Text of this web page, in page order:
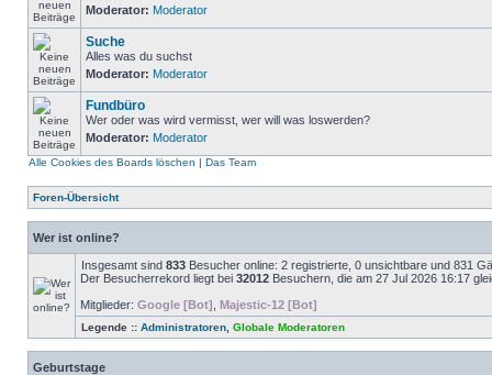
Moderator: Moderator
Suche
Alles was du suchst
Moderator: Moderator
Fundbüro
Wer oder was wird vermisst, wer will was loswerden?
Moderator: Moderator
Alle Cookies des Boards löschen | Das Team
Foren-Übersicht
Wer ist online?
Insgesamt sind 833 Besucher online: 2 registrierte, 0 unsichtbare und 831
Der Besucherrekord liegt bei 32012 Besuchern, die am 27 Jul 2026 16:17
Mitglieder: Google [Bot] Majestic-12 [Bot]
Legende :: Administratoren Globale Moderatoren
Geburtstage